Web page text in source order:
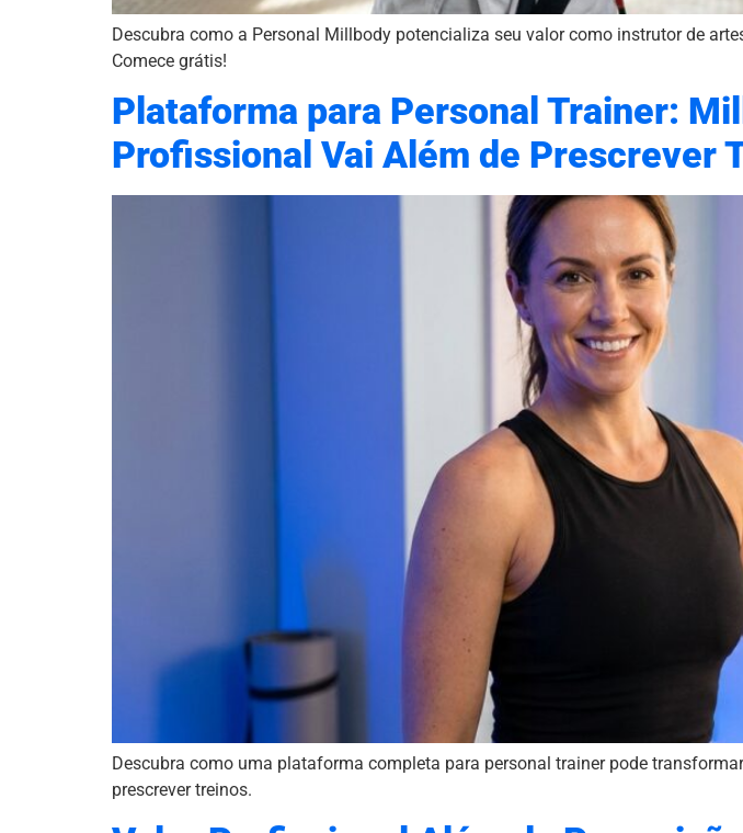
Descubra como a Personal Millbody potencializa seu valor como instrutor de
Comece grátis!
Plataforma para Personal Trainer:
Profissional Vai Além de Prescrever
Descubra como uma plataforma completa para personal trainer pode
prescrever treinos.